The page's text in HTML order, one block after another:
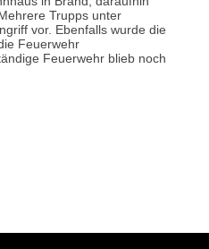
Trupps unter
vor. Ebenfalls wurde die
Feuerwehr
Feuerwehr blieb noch